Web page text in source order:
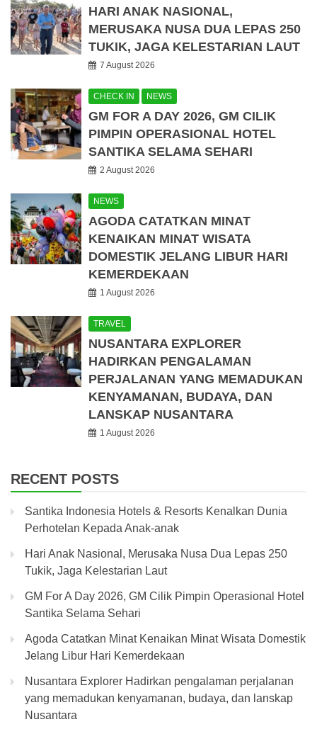
HARI ANAK NASIONAL,
MERUSAKA NUSA DUA LEPAS 250
TUKIK, JAGA KELESTARIAN LAUT
7 August 2026
CHECK IN NEWS
GM FOR A DAY 2026, GM CILIK
PIMPIN OPERASIONAL HOTEL
SANTIKA SELAMA SEHARI
2 August 2026
NEWS
AGODA CATATKAN MINAT
KENAIKAN MINAT WISATA
DOMESTIK JELANG LIBUR HARI
KEMERDEKAAN
1 August 2026
TRAVEL
NUSANTARA EXPLORER
HADIRKAN PENGALAMAN
PERJALANAN YANG MEMADUKAN
KENYAMANAN, BUDAYA, DAN
LANSKAP NUSANTARA
1 August 2026
RECENT POSTS
Santika Indonesia Hotels & Resorts Kenalkan Dunia
Perhotelan Kepada Anak-anak
Hari Anak Nasional, Merusaka Nusa Dua Lepas 250
Tukik, Jaga Kelestarian Laut
GM For A Day 2026, GM Cilik Pimpin Operasional Hotel
Santika Selama Sehari
Agoda Catatkan Minat Kenaikan Minat Wisata Domestik
Jelang Libur Hari Kemerdekaan
Nusantara Explorer Hadirkan pengalaman perjalanan
yang memadukan kenyamanan, budaya, dan lanskap
Nusantara